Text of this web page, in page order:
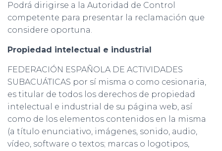
Podrá dirigirse a la Autoridad de Control
competente para presentar la reclamación que
considere oportuna.
Propiedad intelectual e industrial
FEDERACIÓN ESPAÑOLA DE ACTIVIDADES
SUBACUÁTICAS por sí misma o como cesionaria,
es titular de todos los derechos de propiedad
intelectual e industrial de su página web, así
como de los elementos contenidos en la misma
(a título enunciativo, imágenes, sonido, audio,
vídeo, software o textos; marcas o logotipos,